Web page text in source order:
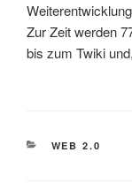
Zur Zeit werden
bis zum Twiki
KATEGORIEN
WEB 2.0